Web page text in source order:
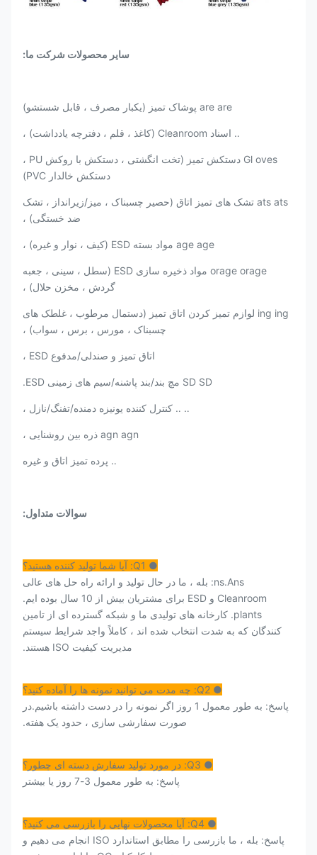
سایر محصولات شرکت ما:
are are پوشاک تمیز (یکبار مصرف ، قابل شستشو)
‥ اسناد Cleanroom (کاغذ ، قلم ، دفترچه یادداشت) ،
Gl oves دستکش تمیز (تخت انگشتی ، دستکش با روکش PU ،
دستکش خالدار PVC)
ats ats تشک های تمیز اتاق (حصیر چسبناک ، میز/زیرانداز ، تشک
ضد خستگی) ،
age age مواد بسته ESD (کیف ، نوار و غیره) ،
orage orage مواد ذخیره سازی ESD (سطل ، سینی ، جعبه
گردش ، مخزن حلال) ،
ing ing لوازم تمیز کردن اتاق تمیز (دستمال مرطوب ، غلطک های
چسبناک ، مورس ، برس ، سواب) ،
اتاق تمیز و صندلی/مدفوع ESD ،
SD SD مچ بند/بند پاشنه/سیم های زمینی ESD.
‥ ‥ کنترل کننده یونیزه دمنده/تفنگ/نازل ،
agn agn ذره بین روشنایی ،
‥ پرده تمیز اتاق و غیره
سوالات متداول:
● Q1: آیا شما تولید کننده هستید؟
ns.Ans: بله ، ما در حال تولید و ارائه راه حل های عالی
Cleanroom و ESD برای مشتریان بیش از 10 سال بوده ایم.
plants. کارخانه های تولیدی ما و شبکه گسترده ای از تامین
کنندگان که به شدت انتخاب شده اند ، کاملاً واجد شرایط سیستم
مدیریت کیفیت ISO هستند.
● Q2: چه مدت می توانید نمونه ها را آماده کنید؟
پاسخ: به طور معمول 1 روز اگر نمونه را در دست داشته باشیم.در
صورت سفارشی سازی ، حدود یک هفته.
● Q3: در مورد تولید سفارش دسته ای چطور؟
پاسخ: به طور معمول 3-7 روز یا بیشتر
● Q4: آیا محصولات نهایی را بازرسی می کنید؟
پاسخ: بله ، ما بازرسی را مطابق استاندارد ISO انجام می دهیم و